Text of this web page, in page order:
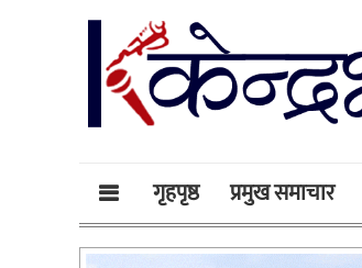
गृहपृष्ठ प्रमुख समाचार